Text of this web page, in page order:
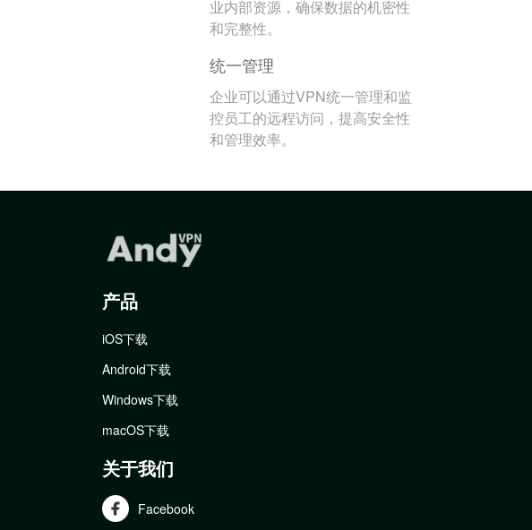
业内部资源，确保数据的机密性
和完整性。
统一管理
企业可以通过VPN统一管理和监
控员工的远程访问，提高安全性
和管理效率。
产品
iOS下载
Android下载
Windows下载
macOS下载
关于我们
Facebook